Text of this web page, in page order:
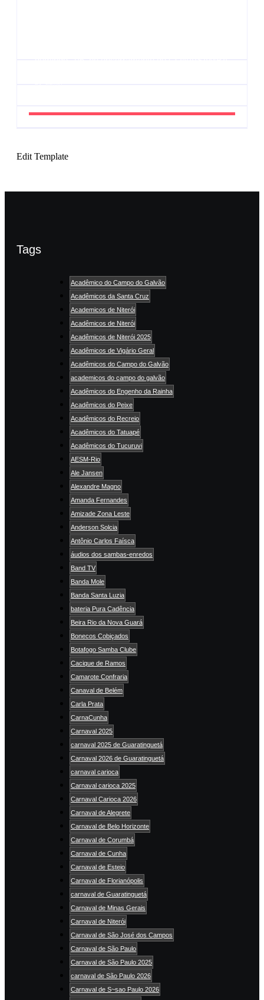
Edit Template
Tags
Acadêmico do Campo do Galvão
Acadêmicos da Santa Cruz
Academicos de Niterói
Acadêmicos de Niterói
Acadêmicos de Niterói 2025
Acadêmicos de Vigário Geral
Acadêmicos do Campo do Galvão
academicos do campo do galvão
Acadêmicos do Engenho da Rainha
Acadêmicos do Peixe
Acadêmicos do Recreio
Acadêmicos do Tatuapé
Acadêmicos do Tucuruvi
AESM-Rio
Ale Jansen
Alexandre Magno
Amanda Fernandes
Amizade Zona Leste
Anderson Solcia
Antônio Carlos Faísca
áudios dos sambas-enredos
Band TV
Banda Mole
Banda Santa Luzia
bateria Pura Cadência
Beira Rio da Nova Guará
Bonecos Cobiçados
Botafogo Samba Clube
Cacique de Ramos
Camarote Confraria
Canaval de Belém
Carla Prata
CarnaCunha
Carnaval 2025
carnaval 2025 de Guaratinguetá
Carnaval 2026 de Guaratinguetá
carnaval carioca
Carnaval carioca 2025
Carnaval Carioca 2026
Carnaval de Alegrete
Carnaval de Belo Horizonte
Carnaval de Corumbá
Carnaval de Cunha
Carnaval de Esteio
Carnaval de Florianópolis
carnaval de Guaratinguetá
Carnaval de Minas Gerais
Carnaval de Niterói
Carnaval de São José dos Campos
Carnaval de São Paulo
Carnaval de São Paulo 2025
carnaval de São Paulo 2026
Carnaval de S~sao Paulo 2026